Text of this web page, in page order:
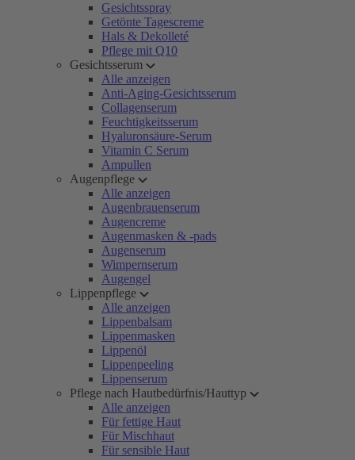
Gesichtsspray
Getönte Tagescreme
Hals & Dekolleté
Pflege mit Q10
Gesichtsserum
Alle anzeigen
Anti-Aging-Gesichtsserum
Collagenserum
Feuchtigkeitsserum
Hyaluronsäure-Serum
Vitamin C Serum
Ampullen
Augenpflege
Alle anzeigen
Augenbrauenserum
Augencreme
Augenmasken & -pads
Augenserum
Wimpernserum
Augengel
Lippenpflege
Alle anzeigen
Lippenbalsam
Lippenmasken
Lippenöl
Lippenpeeling
Lippenserum
Pflege nach Hautbedürfnis/Hauttyp
Alle anzeigen
Für fettige Haut
Für Mischhaut
Für sensible Haut